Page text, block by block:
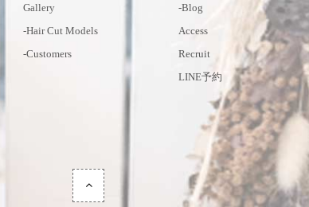
Gallery
-hair Cut Models
-customers
-blog
Access
Recruit
LINE予約